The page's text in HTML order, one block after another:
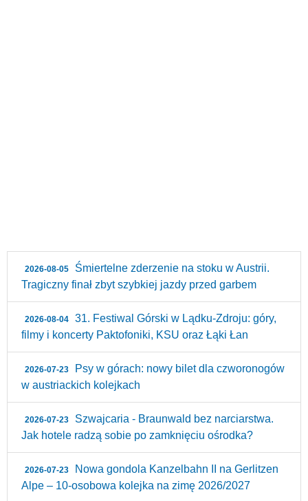
2026-08-05
Śmiertelne zderzenie na stoku w Austrii.
Tragiczny finał zbyt szybkiej jazdy przed garbem
2026-08-04
31. Festiwal Górski w Lądku-Zdroju: góry,
filmy i koncerty Paktofoniki, KSU oraz Łąki Łan
2026-07-23
Psy w górach: nowy bilet dla czworonogów
w austriackich kolejkach
2026-07-23
Szwajcaria - Braunwald bez narciarstwa.
Jak hotele radzą sobie po zamknięciu ośrodka?
2026-07-23
Nowa gondola Kanzelbahn II na Gerlitzen
Alpe – 10‑osobowa kolejka na zimę 2026/2027